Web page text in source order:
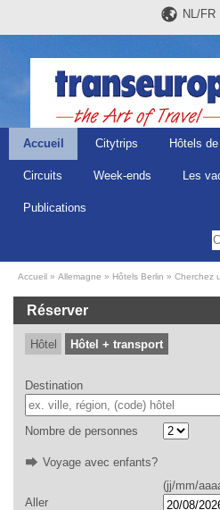
NL/FR
Accueil Citytrips Hôtels
Circuits Week-ends Les
Publications
Accueil Allemagne Hôtels Berlin Cherchez
Réserver
Hôtel Hôtel + transport
Destination
Nombre de personnes
Voyage avec enfants?
(jj/mm/
Aller